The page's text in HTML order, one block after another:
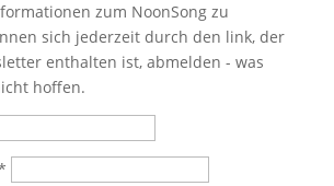
zum NoonSong zu
sich jederzeit durch den link, der
enthalten ist, abmelden - was
hoffen.